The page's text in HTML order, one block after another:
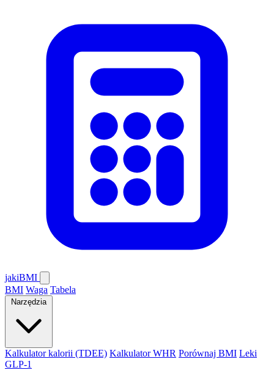
jakiBMI
BMI Waga Tabela
Narzędzia
Kalkulator kalorii (TDEE) Kalkulator WHR Porównaj BMI Leki
GLP-1